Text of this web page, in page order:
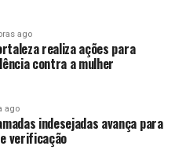
ago
realiza ações para
contra a mulher
ago
indesejadas avança para
verificação